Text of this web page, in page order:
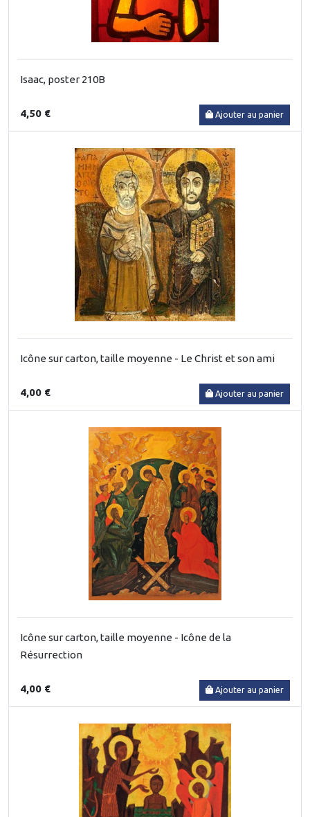
Isaac, poster 210B
4,50 € Ajouter au panier
Icône sur carton, taille moyenne - Le Christ et son ami
4,00 € Ajouter au panier
Icône sur carton, taille moyenne - Icône de la
Résurrection
4,00 € Ajouter au panier